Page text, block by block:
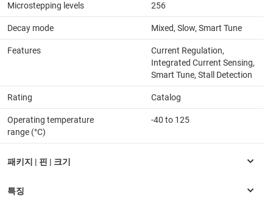
Microstepping levels 256
Decay mode Mixed, Slow, Smart Tune
Features
Current Regulation,
Integrated Current Sensing,
Smart Tune, Stall Detection
Rating Catalog
Operating temperature
range (°C)
-40 to 125